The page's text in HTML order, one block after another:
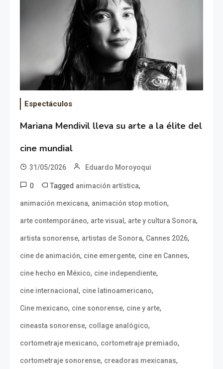
Espectáculos
Mariana Mendivil lleva su arte a la élite del
cine mundial
31/05/2026 Eduardo Moroyoqui
0 Tagged animación artística,
animación mexicana, animación stop motion,
arte contemporáneo, arte visual , arte y cultura Sonora,
artista sonorense, artistas de Sonora, Cannes 2026,
cine de animación, cine emergente, cine en Cannes,
cine hecho en México, cine independiente,
cine internacional , cine latinoamericano,
Cine mexicano, cine sonorense, cine y arte,
cineasta sonorense, collage analógico,
cortometraje mexicano, cortometraje premiado,
cortometraje sonorense, creadoras mexicanas,